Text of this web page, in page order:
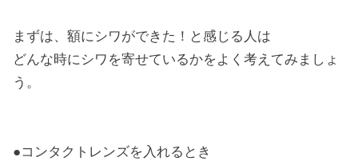
まずは、額にシワができた！と感じる人は
どんな時にシワを寄せているかをよく考えてみましょ
う。
●コンタクトレンズを入れるとき